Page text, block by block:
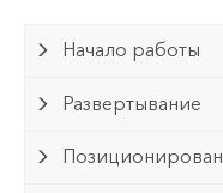
Начало работы
Развертывание